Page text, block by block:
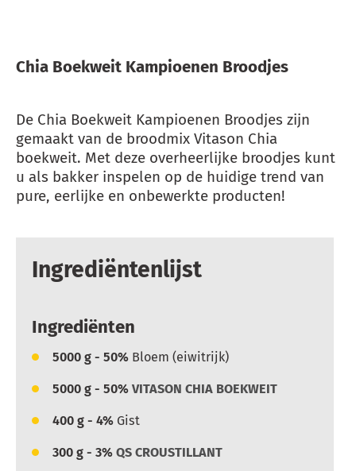
Chia Boekweit Kampioenen Broodjes
De Chia Boekweit Kampioenen Broodjes zijn
gemaakt van de broodmix Vitason Chia
boekweit. Met deze overheerlijke broodjes kunt
u als bakker inspelen op de huidige trend van
pure, eerlijke en onbewerkte producten!
Ingrediëntenlijst
Ingrediënten
5000 g - 50% Bloem (eiwitrijk)
5000 g - 50% VITASON CHIA BOEKWEIT
400 g - 4% Gist
300 g - 3% QS CROUSTILLANT